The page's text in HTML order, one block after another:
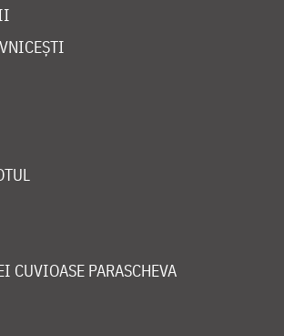
CUVIOASE PARASCHEVA